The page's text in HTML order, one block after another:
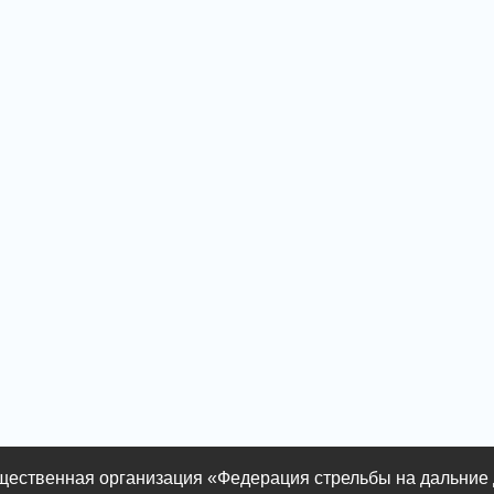
организация «Федерация стрельбы на дальние